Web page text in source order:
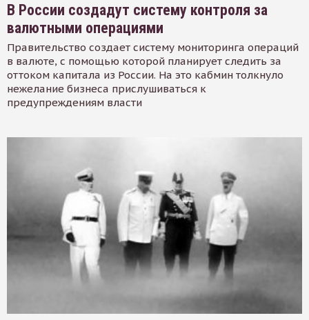
В России создадут систему контроля за
валютными операциями
Правительство создает систему мониторинга операций
в валюте, с помощью которой планирует следить за
оттоком капитала из России. На это кабмин толкнуло
нежелание бизнеса прислушиваться к
предупреждениям власти